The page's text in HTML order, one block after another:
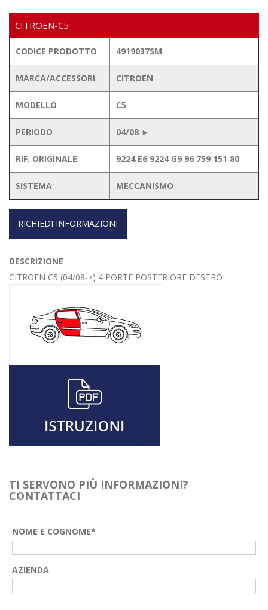
CITROEN-C5
CODICE PRODOTTO 4919037SM
MARCA/ACCESSORI CITROEN
MODELLO C5
PERIODO 04/08 ►
RIF. ORIGINALE 9224 E6 9224 G9 96 759 151 80
SISTEMA MECCANISMO
RICHIEDI INFORMAZIONI
DESCRIZIONE
CITROEN C5 (04/08->) 4 PORTE POSTERIORE DESTRO
TI SERVONO PIÙ INFORMAZIONI?
CONTATTACI
NOME E COGNOME*
AZIENDA